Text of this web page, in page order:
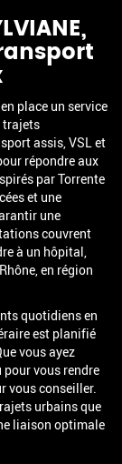
place un service
trajets
assis, VSL et
répondre aux
par Torrente
et une
une
couvrent
à un hôpital,
en région
quotidiens en
est planifié
vous ayez
vous rendre
vous conseiller.
urbains que
liaison optimale